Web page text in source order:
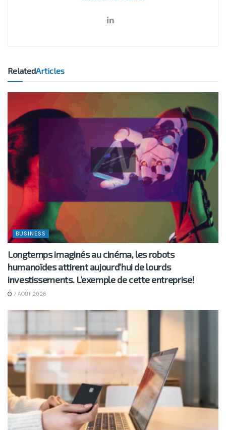
RelatedArticles
BUSINESS
Longtemps imaginés au cinéma, les robots
humanoïdes attirent aujourd’hui de lourds
investissements. L’exemple de cette entreprise!
7 AOÛT 2026